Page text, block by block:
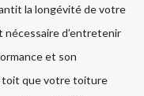
la longévité de votre
d’entretenir
et son
toit que votre toiture